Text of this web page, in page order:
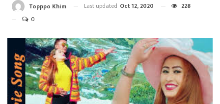
Topppo Khim Last updated Oct 12, 2020
228
0